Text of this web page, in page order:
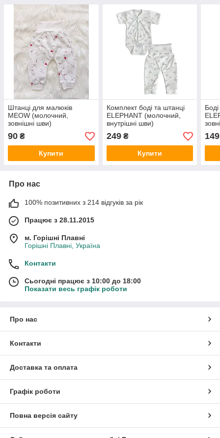
Штанці для малюків
MEOW (молочний,
зовнішні шви)
90 ₴
Купити
Комплект боді та штанці
ELEPHANT (молочний,
внутрішні шви)
249₴
Купити
149
Про нас
100% позитивних з 214 відгуків за рік
Працює з 28.11.2015
м. Горішні Плавні
Горішні Плавні, Україна
Контакти
Сьогодні працює з 10:00 до 18:00
Показати весь графік роботи
Про нас
Контакти
Доставка та оплата
Графік роботи
Повна версія сайту